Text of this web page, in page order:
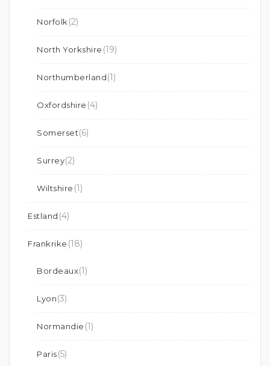
Norfolk (2)
North Yorkshire (19)
Northumberland(1)
Oxfordshire (4)
Somerset(6)
Surrey(2)
Wiltshire (1)
Estland (4)
Frankrike (18)
Bordeaux(1)
Lyon(3)
Normandie (1)
Paris(5)